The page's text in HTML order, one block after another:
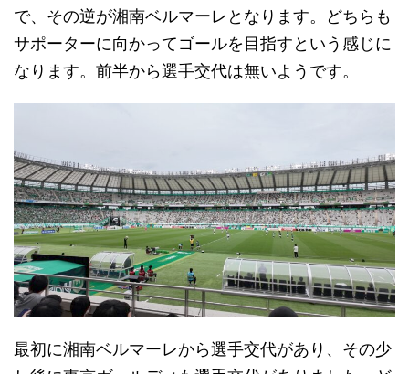
で、その逆が湘南ベルマーレとなります。どちらも
サポーターに向かってゴールを目指すという感じに
なります。前半から選手交代は無いようです。
最初に湘南ベルマーレから選手交代があり、その少